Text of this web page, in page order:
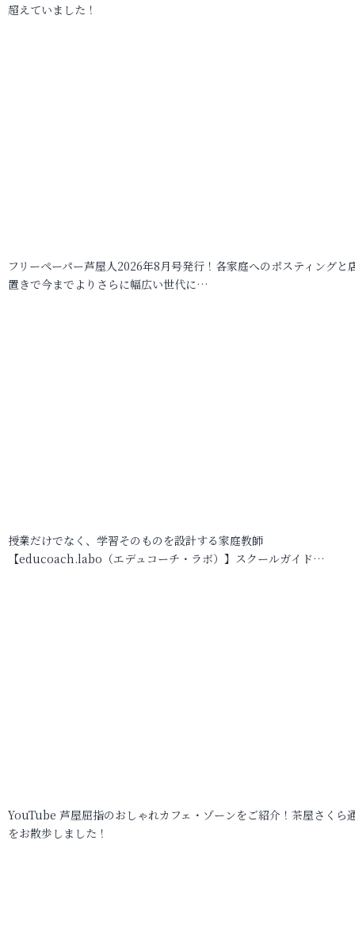
超えていました！
フリーペーパー芦屋人2026年8月号発行！各家庭へのポスティングと
置きで今までよりさらに幅広い世代に…
授業だけでなく、学習そのものを設計する家庭教師
【educoach.labo（エデュコーチ・ラボ）】スクールガイド…
YouTube 芦屋屈指のおしゃれカフェ・ゾーンをご紹介！茶屋さくら
をお散歩しました！